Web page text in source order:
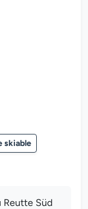
skiable
Reutte Süd